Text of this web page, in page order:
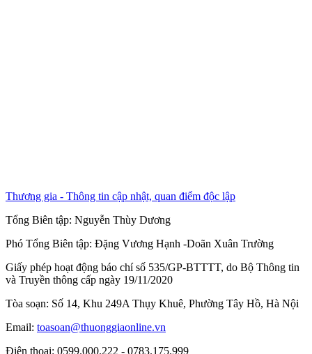
Thương gia - Thông tin cập nhật, quan điểm độc lập
Tổng Biên tập: Nguyễn Thùy Dương
Phó Tổng Biên tập: Đặng Vương Hạnh -Doãn Xuân Trường
Giấy phép hoạt động báo chí số 535/GP-BTTTT, do Bộ Thông tin
và Truyền thông cấp ngày 19/11/2020
Tòa soạn: Số 14, Khu 249A Thụy Khuê, Phường Tây Hồ, Hà Nội
Email: toasoan@thuonggiaonline.vn
Điện thoại: 0599.000.222 - 0783.175.999